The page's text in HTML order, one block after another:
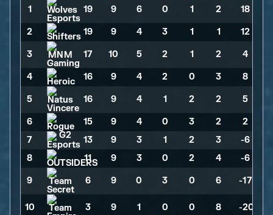
1
19 9 6 0 1 2 18
2 19 9 4 3 1 1 12
3 17 10 5 2 1 2 4
4 16 9 4 2 0 3 8
5 16 9 4 1 2 2 5
6 15 9 4 0 3 2
2
7
13 9 3 1 2 3
-6
8
11 9 3 0 2 4 -6
9 6 9 0 3 0 6 -17
10 3 9 1 0 0 8 -20